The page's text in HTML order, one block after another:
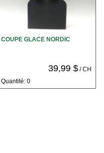
COUPE GLACE NORDIC
39,99 $/ CH
Quantité: 0